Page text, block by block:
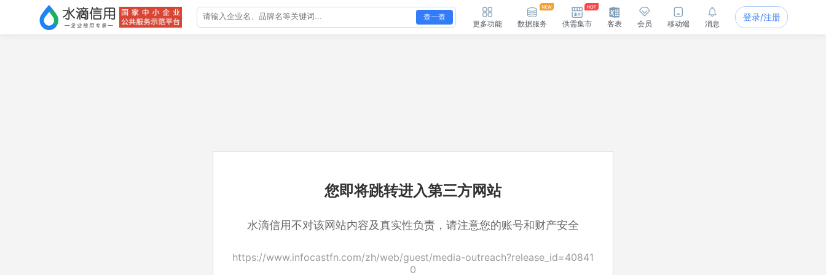
查一查
更多功能 数据服务 供需集市 客表 会员 移动端 消息
登录/注册
您即将跳转进入第三方网站
水滴信用不对该网站内容及真实性负责，请注意您的账号和财产安全
https://www.infocastfn.com/zh/web/guest/media-outreach?release_id=40841
0